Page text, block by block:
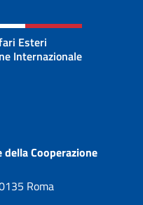
Esteri
Internazionale
Cooperazione
Roma